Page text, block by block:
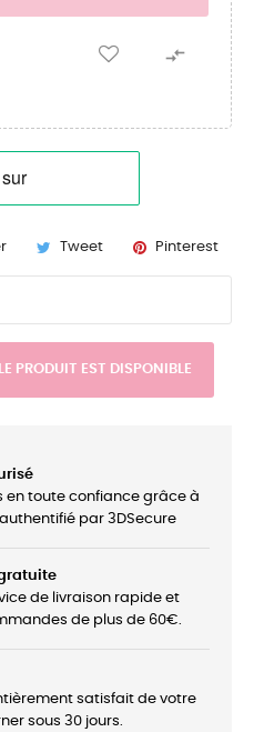

Tweet Pinterest
PRODUIT EST DISPONIBLE
en toute confiance grâce à
par 3DSecure
de livraison rapide et
de plus de 60€.
satisfait de votre
sous 30 jours.